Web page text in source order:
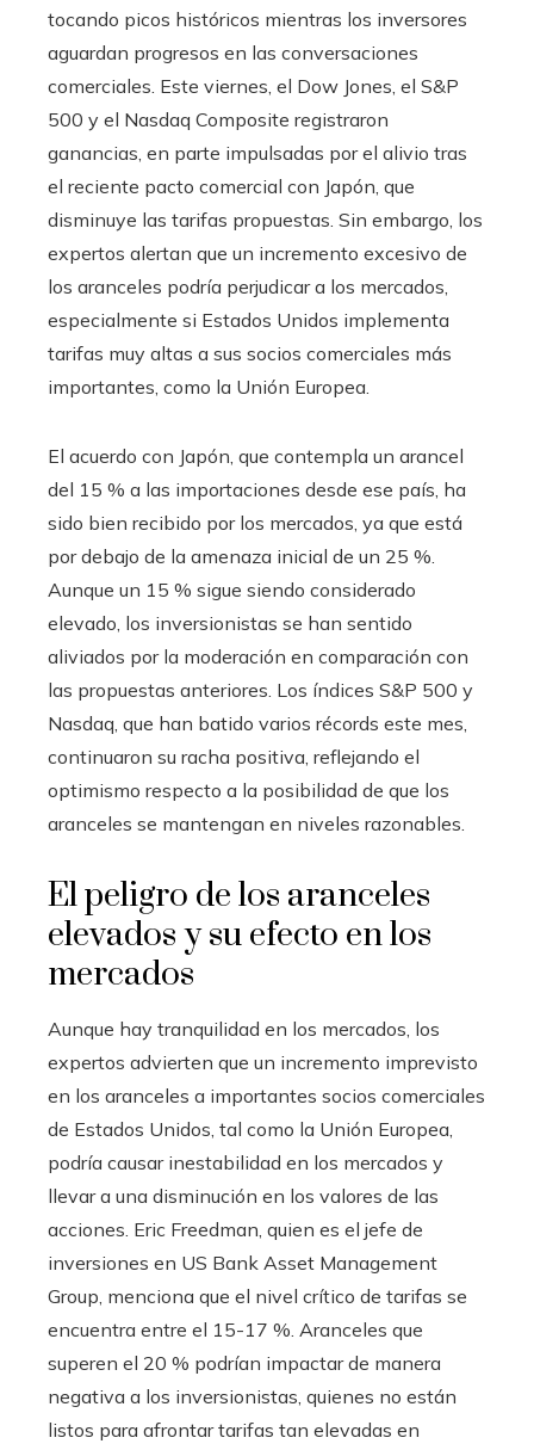
tocando picos históricos mientras los inversores
aguardan progresos en las conversaciones
comerciales. Este viernes, el Dow Jones, el S&P
500 y el Nasdaq Composite registraron
ganancias, en parte impulsadas por el alivio tras
el reciente pacto comercial con Japón, que
disminuye las tarifas propuestas. Sin embargo, los
expertos alertan que un incremento excesivo de
los aranceles podría perjudicar a los mercados,
especialmente si Estados Unidos implementa
tarifas muy altas a sus socios comerciales más
importantes, como la Unión Europea.
El acuerdo con Japón, que contempla un arancel
del 15 % a las importaciones desde ese país, ha
sido bien recibido por los mercados, ya que está
por debajo de la amenaza inicial de un 25 %.
Aunque un 15 % sigue siendo considerado
elevado, los inversionistas se han sentido
aliviados por la moderación en comparación con
las propuestas anteriores. Los índices S&P 500 y
Nasdaq, que han batido varios récords este mes,
continuaron su racha positiva, reflejando el
optimismo respecto a la posibilidad de que los
aranceles se mantengan en niveles razonables.
El peligro de los aranceles
elevados y su efecto en los
mercados
Aunque hay tranquilidad en los mercados, los
expertos advierten que un incremento imprevisto
en los aranceles a importantes socios comerciales
de Estados Unidos, tal como la Unión Europea,
podría causar inestabilidad en los mercados y
llevar a una disminución en los valores de las
acciones. Eric Freedman, quien es el jefe de
inversiones en US Bank Asset Management
Group, menciona que el nivel crítico de tarifas se
encuentra entre el 15-17 %. Aranceles que
superen el 20 % podrían impactar de manera
negativa a los inversionistas, quienes no están
listos para afrontar tarifas tan elevadas en